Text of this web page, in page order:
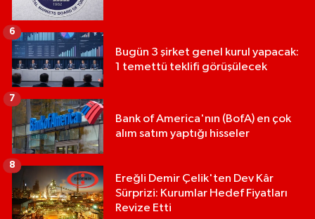
Bugün 3 şirket genel kurul yapacak:
1 temettü teklifi görüşülecek
6
Bank of America'nın (BofA) en çok
alım satım yaptığı hisseler
7
Ereğli Demir Çelik'ten Dev Kâr
Sürprizi: Kurumlar Hedef Fiyatları
Revize Etti
8